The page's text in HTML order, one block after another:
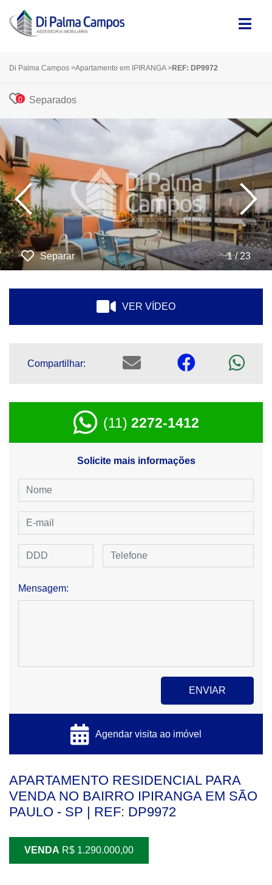
Di Palma Campos >Apartamento em IPIRANGA >REF: DP9972
0 Separados
‹ ›
Separar 1 / 23
VER VÍDEO
Compartilhar:
(11) 2272-1412
Solicite mais informações
Mensagem:
Agendar visita ao imóvel
APARTAMENTO RESIDENCIAL PARA
VENDA NO BAIRRO IPIRANGA EM SÃO
PAULO - SP | REF: DP9972
VENDA R$ 1.290.000,00